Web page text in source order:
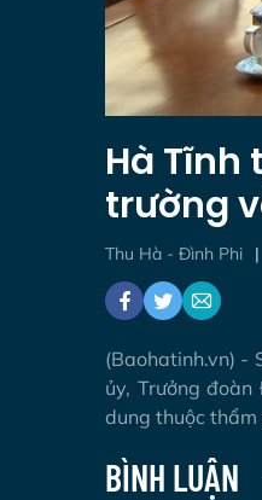
Hà
trường
Thu Hà - Đình Phi
(Baohatinh.vn) -
ủy, Trưởng
dung thuộc thẩm
BÌNH LUẬN